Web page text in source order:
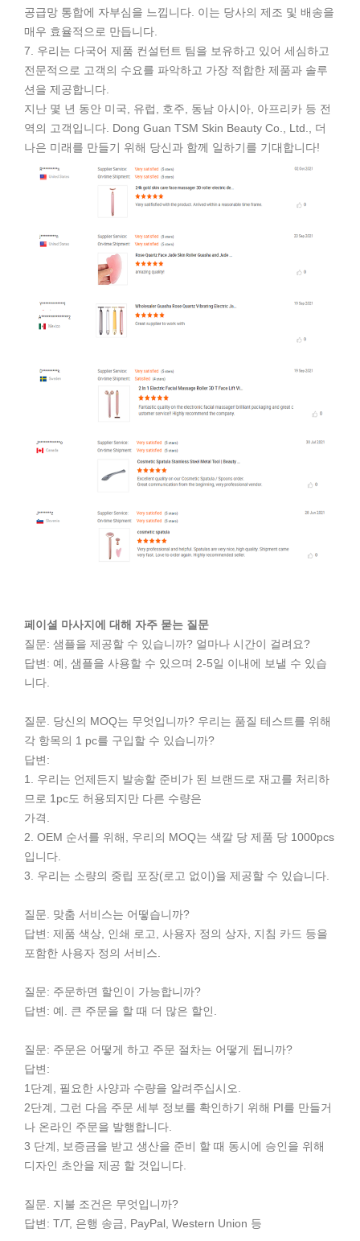
공급망 통합에 자부심을 느낍니다. 이는 당사의 제조 및 배송을
매우 효율적으로 만듭니다.
7. 우리는 다국어 제품 컨설턴트 팀을 보유하고 있어 세심하고
전문적으로 고객의 수요를 파악하고 가장 적합한 제품과 솔루
션을 제공합니다.
지난 몇 년 동안 미국, 유럽, 호주, 동남 아시아, 아프리카 등 전
역의 고객입니다. Dong Guan TSM Skin Beauty Co., Ltd., 더
나은 미래를 만들기 위해 당신과 함께 일하기를 기대합니다!
페이셜 마사지에 대해 자주 묻는 질문
질문: 샘플을 제공할 수 있습니까? 얼마나 시간이 걸려요?
답변: 예, 샘플을 사용할 수 있으며 2-5일 이내에 보낼 수 있습
니다.
질문. 당신의 MOQ는 무엇입니까? 우리는 품질 테스트를 위해
각 항목의 1 pc를 구입할 수 있습니까?
답변:
1. 우리는 언제든지 발송할 준비가 된 브랜드로 재고를 처리하
므로 1pc도 허용되지만 다른 수량은
가격.
2. OEM 순서를 위해, 우리의 MOQ는 색깔 당 제품 당 1000pcs
입니다.
3. 우리는 소량의 중립 포장(로고 없이)을 제공할 수 있습니다.
질문. 맞춤 서비스는 어떻습니까?
답변: 제품 색상, 인쇄 로고, 사용자 정의 상자, 지침 카드 등을
포함한 사용자 정의 서비스.
질문: 주문하면 할인이 가능합니까?
답변: 예. 큰 주문을 할 때 더 많은 할인.
질문: 주문은 어떻게 하고 주문 절차는 어떻게 됩니까?
답변:
1단계, 필요한 사양과 수량을 알려주십시오.
2단계, 그런 다음 주문 세부 정보를 확인하기 위해 PI를 만들거
나 온라인 주문을 발행합니다.
3 단계, 보증금을 받고 생산을 준비 할 때 동시에 승인을 위해
디자인 초안을 제공 할 것입니다.
질문. 지불 조건은 무엇입니까?
답변: T/T, 은행 송금, PayPal, Western Union 등